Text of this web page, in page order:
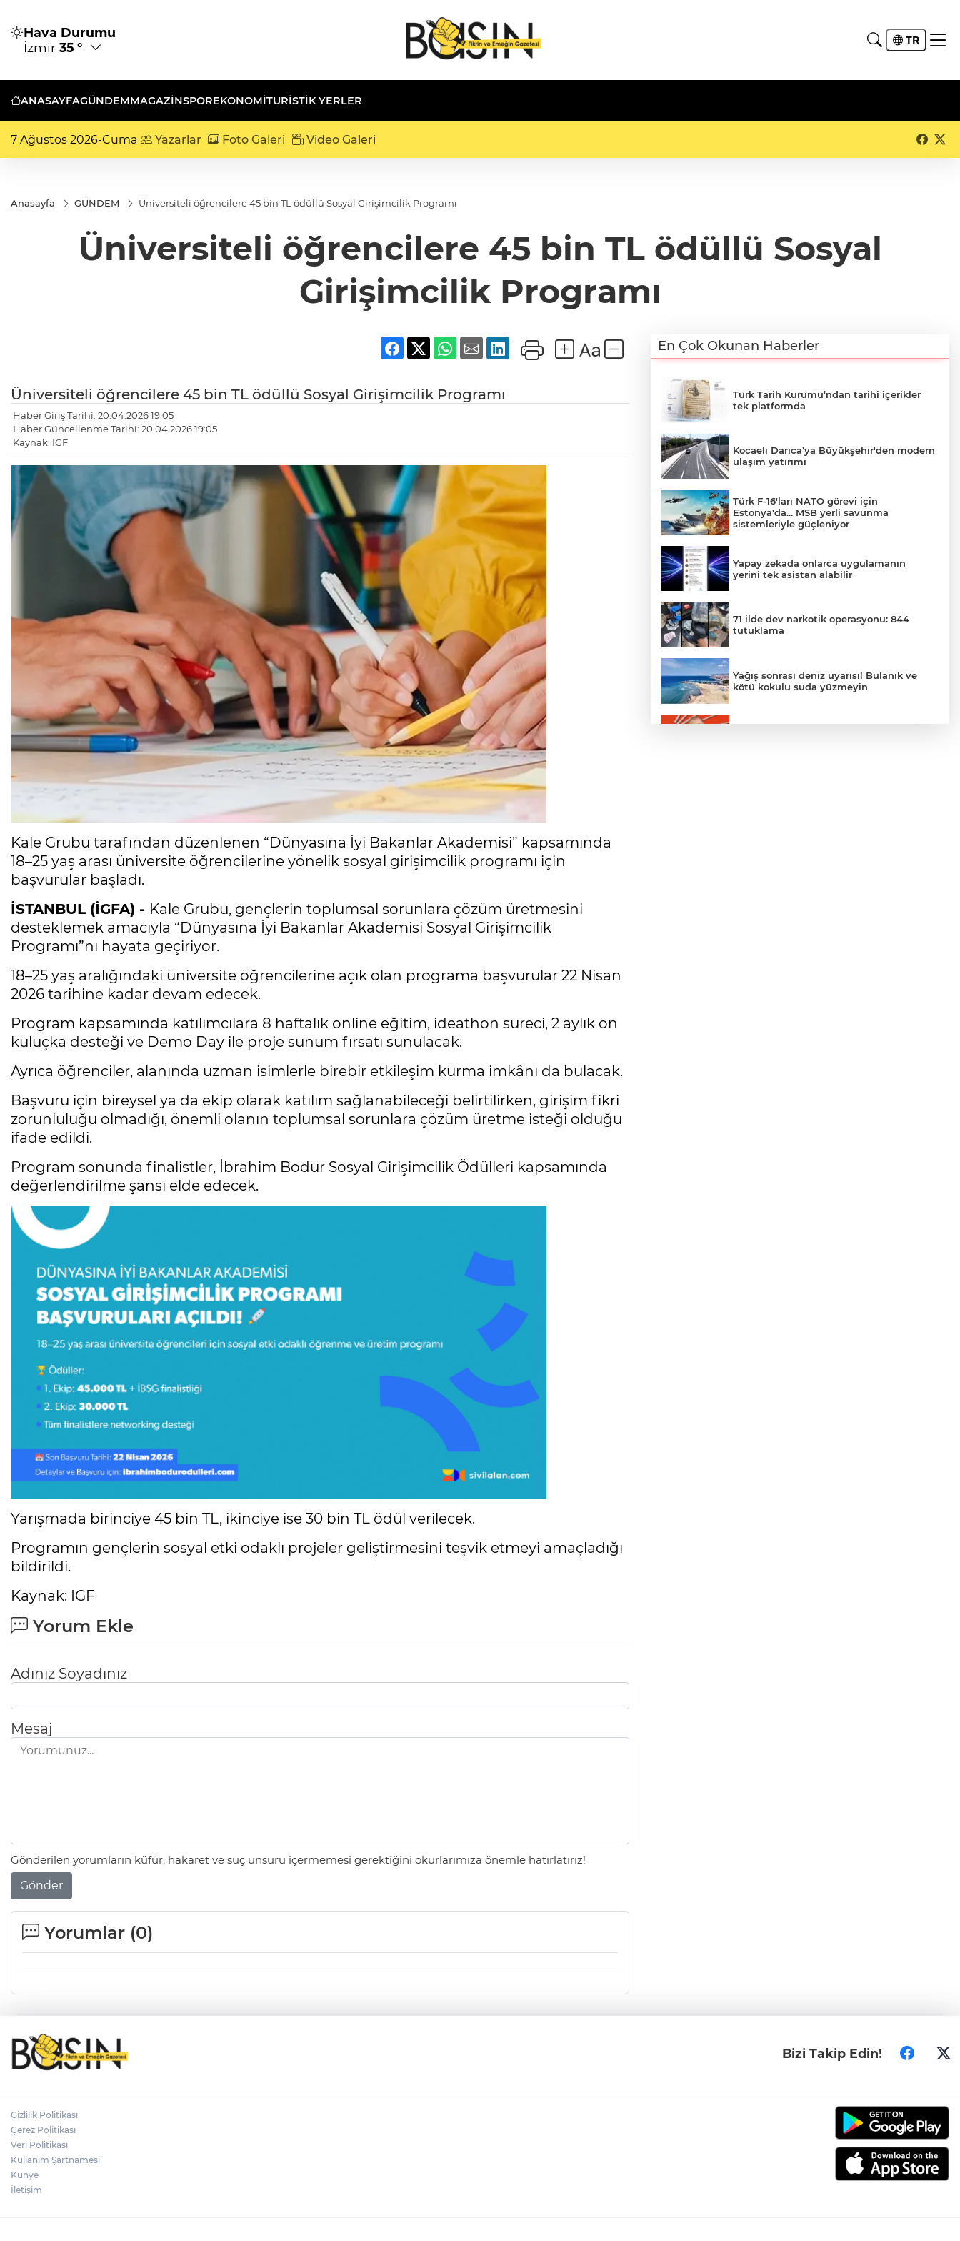
Hava Durumu
İzmir 35 ° TR
ANASAYFAGÜNDEMMAGAZİNSPOREKONOMİTURISTIK YERLER
7 Ağustos 2026-Cuma Yazarlar Foto Galeri Video Galeri
Anasayfa GÜNDEM Üniversiteli öğrencilere 45 bin TL ödüllü Sosyal Girişimcilik Programı
Üniversiteli öğrencilere 45 bin TL ödüllü Sosyal
Girişimcilik Programı
Üniversiteli öğrencilere 45 bin TL ödüllü Sosyal Girişimcilik Programı
Haber Giriş Tarihi: 20.04.2026 19:05
Haber Güncellenme Tarihi: 20.04.2026 19:05
Kaynak: IGF
Kale Grubu tarafından düzenlenen “Dünyasına İyi Bakanlar Akademisi” kapsamında
18–25 yaş arası üniversite öğrencilerine yönelik sosyal girişimcilik programı için
başvurular başladı.
İSTANBUL (İGFA) - Kale Grubu, gençlerin toplumsal sorunlara çözüm üretmesini
desteklemek amacıyla “Dünyasına İyi Bakanlar Akademisi Sosyal Girişimcilik
Programı”nı hayata geçiriyor.
18–25 yaş aralığındaki üniversite öğrencilerine açık olan programa başvurular 22 Nisan
2026 tarihine kadar devam edecek.
Program kapsamında katılımcılara 8 haftalık online eğitim, ideathon süreci, 2 aylık ön
kuluçka desteği ve Demo Day ile proje sunum fırsatı sunulacak.
Ayrıca öğrenciler, alanında uzman isimlerle birebir etkileşim kurma imkânı da bulacak.
Başvuru için bireysel ya da ekip olarak katılım sağlanabileceği belirtilirken, girişim fikri
zorunluluğu olmadığı, önemli olanın toplumsal sorunlara çözüm üretme isteği olduğu
ifade edildi.
Program sonunda finalistler, İbrahim Bodur Sosyal Girişimcilik Ödülleri kapsamında
değerlendirilme şansı elde edecek.
Yarışmada birinciye 45 bin TL, ikinciye ise 30 bin TL ödül verilecek.
Programın gençlerin sosyal etki odaklı projeler geliştirmesini teşvik etmeyi amaçladığı
bildirildi.
Kaynak: IGF
Yorum Ekle
Adınız Soyadınız
Mesaj
Gönderilen yorumların küfür, hakaret ve suç unsuru içermemesi gerektiğini okurlarımıza önemle hatırlatırız!
Gönder
Yorumlar (0)
En Çok Okunan Haberler
Türk Tarih Kurumu’ndan tarihi içerikler
tek platformda
Kocaeli Darıca’ya Büyükşehir'den modern
ulaşım yatırımı
Türk F-16'ları NATO görevi için
Estonya'da... MSB yerli savunma
sistemleriyle güçleniyor
Yapay zekada onlarca uygulamanın
yerini tek asistan alabilir
71 ilde dev narkotik operasyonu: 844
tutuklama
Yağış sonrası deniz uyarısı! Bulanık ve
kötü kokulu suda yüzmeyin
Bizi Takip Edin!
Gizlilik Politikası
Çerez Politikası
Veri Politikası
Kullanım Şartnamesi
Künye
İletişim